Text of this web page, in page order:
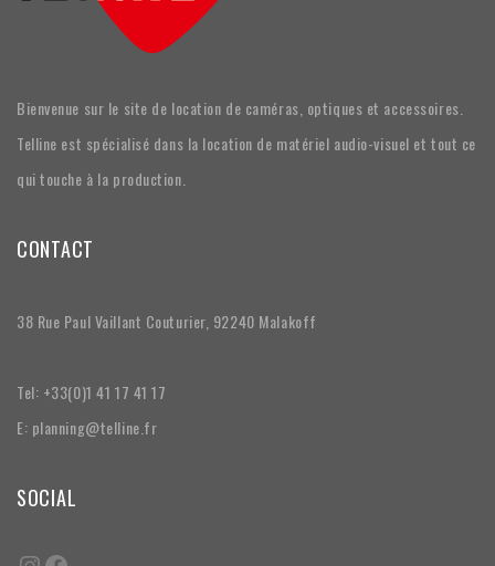
Bienvenue sur le site de location de caméras, optiques et accessoires.
Telline est spécialisé dans la location de matériel audio-visuel et tout ce
qui touche à la production.
CONTACT
38 Rue Paul Vaillant Couturier, 92240 Malakoff
Tel: +33(0)1 41 17 41 17
E: planning@telline.fr
SOCIAL